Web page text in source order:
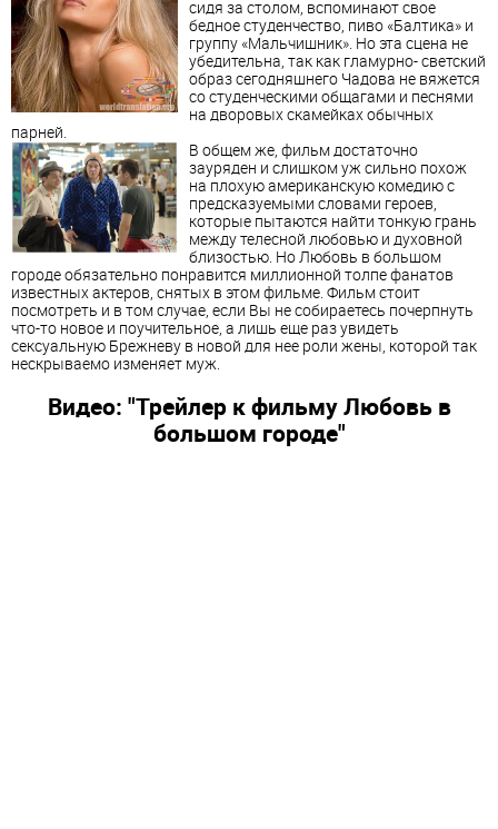
сидя за столом, вспоминают свое
бедное студенчество, пиво «Балтика» и
группу «Мальчишник». Но эта сцена не
убедительна, так как гламурно- светский
образ сегодняшнего Чадова не вяжется
со студенческими общагами и песнями
на дворовых скамейках обычных
парней.
В общем же, фильм достаточно
зауряден и слишком уж сильно похож
на плохую американскую комедию с
предсказуемыми словами героев,
которые пытаются найти тонкую грань
между телесной любовью и духовной
близостью. Но Любовь в большом
городе обязательно понравится миллионной толпе фанатов
известных актеров, снятых в этом фильме. Фильм стоит
посмотреть и в том случае, если Вы не собираетесь почерпнуть
что-то новое и поучительное, а лишь еще раз увидеть
сексуальную Брежневу в новой для нее роли жены, которой так
нескрываемо изменяет муж.
Видео: "Трейлер к фильму Любовь в
большом городе"